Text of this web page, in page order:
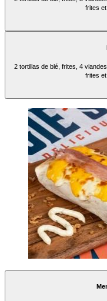
frites
2 tortillas de blé, frites, 4
frites